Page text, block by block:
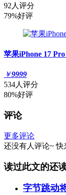
92人评分
79%好评
苹果iPhone 17 Pro
￥9999
534人评分
80%好评
评论
更多评论
还没有人评论~ 快
读过此文的还
字节跳动